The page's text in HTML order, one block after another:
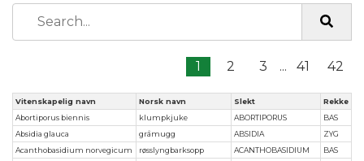
1 2 3 ... 41 42
Vitenskapelig navn Norsk navn Slekt
Rekke
Abortiporus biennis
klumpkjuke ABORTIPORUS
BAS
Absidia glauca
gråmugg ABSIDIA
ZYG
Acanthobasidium norvegicum
røsslyngbarksopp ACANTHOBASIDIUM
BAS